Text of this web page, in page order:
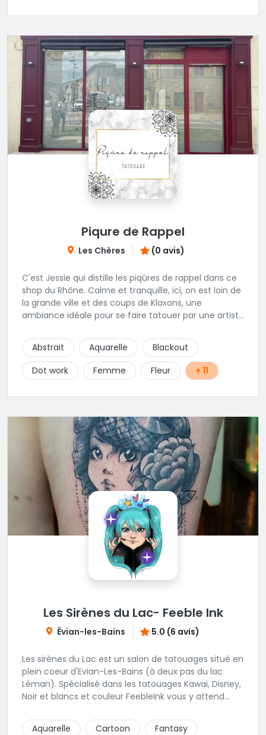
Piqure de Rappel
Les Chères (0 avis)
C'est Jessie qui distille les piqûres de rappel dans ce
shop du Rhône. Calme et tranquille, ici, on est loin de
la grande ville et des coups de Klaxons, une
ambiance idéale pour se faire tatouer par une artiste
Dotwork, ornemental et floral. Epaulée par AlexXx
Tattoo pour les petits tattoos, lettrage, darkwork,
mangas et Réalisme. Les horaires stipulés sont les
horaires d'entrées libres.
Abstrait Aquarelle
Blackout
Dot work
Femme Fleur + 11
Les Sirènes du Lac- Feeble Ink
Évian-les-Bains 5.0 (6 avis)
Les sirènes du Lac est un salon de tatouages situé en
plein coeur d'Evian-Les-Bains (à deux pas du lac
Léman). Spécialisé dans les tatouages Kawai, Disney,
Noir et blancs et couleur FeebleInk vous y attend
tatouages.
Aquarelle Cartoon Fantasy